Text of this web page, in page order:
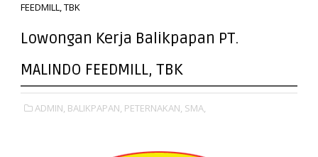
FEEDMILL, TBK
Lowongan Kerja Balikpapan PT.
MALINDO FEEDMILL, TBK
ADMIN, BALIKPAPAN, PETERNAKAN, SMA,